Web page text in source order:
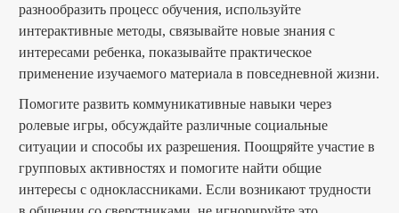
разнообразить процесс обучения, используйте
интерактивные методы, связывайте новые знания с
интересами ребенка, показывайте практическое
применение изучаемого материала в повседневной жизни.
Помогите развить коммуникативные навыки через
ролевые игры, обсуждайте различные социальные
ситуации и способы их разрешения. Поощряйте участие в
групповых активностях и помогите найти общие
интересы с одноклассниками. Если возникают трудности